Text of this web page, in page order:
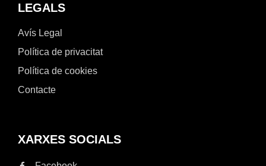
LEGALS
Avís Legal
Política de privacitat
Política de cookies
Contacte
XARXES SOCIALS